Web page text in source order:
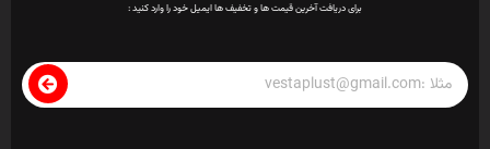
برای دریافت آخرین قیمت ها و تخفیف ها ایمیل خود را وارد کنید :